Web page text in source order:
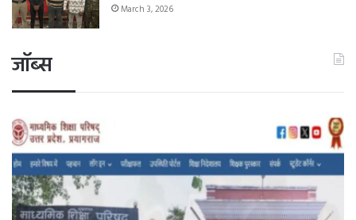
March 3, 2026
जॉब्स